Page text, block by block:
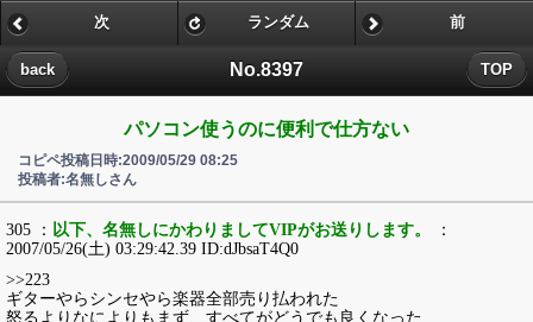
No.8397
back TOP
次 ランダム 前
パソコン使うのに便利で仕方ない
コピペ投稿日時:2009/05/29 08:25
投稿者:名無しさん
305 ： 以下、名無しにかわりましてVIPがお送りします。
：
2007/05/26(土) 03:29:42.39 ID:dJbsaT4Q0
>>223
ギターやらシンセやら楽器全部売り払われた
怒るよりなによりもまず、すべてがどうでも良くなった